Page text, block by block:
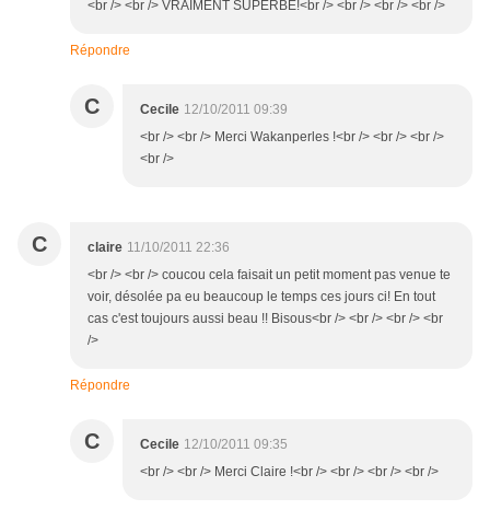
<br /> <br /> VRAIMENT SUPERBE!<br /> <br /> <br /> <br />
Répondre
C Cecile 12/10/2011 09:39
<br /> <br /> Merci Wakanperles !<br /> <br /> <br />
<br />
C claire 11/10/2011 22:36
<br /> <br /> coucou cela faisait un petit moment pas venue te
voir, désolée pa eu beaucoup le temps ces jours ci! En tout
cas c'est toujours aussi beau !! Bisous<br /> <br /> <br /> <br
/>
Répondre
C Cecile 12/10/2011 09:35
<br /> <br /> Merci Claire !<br /> <br /> <br /> <br />